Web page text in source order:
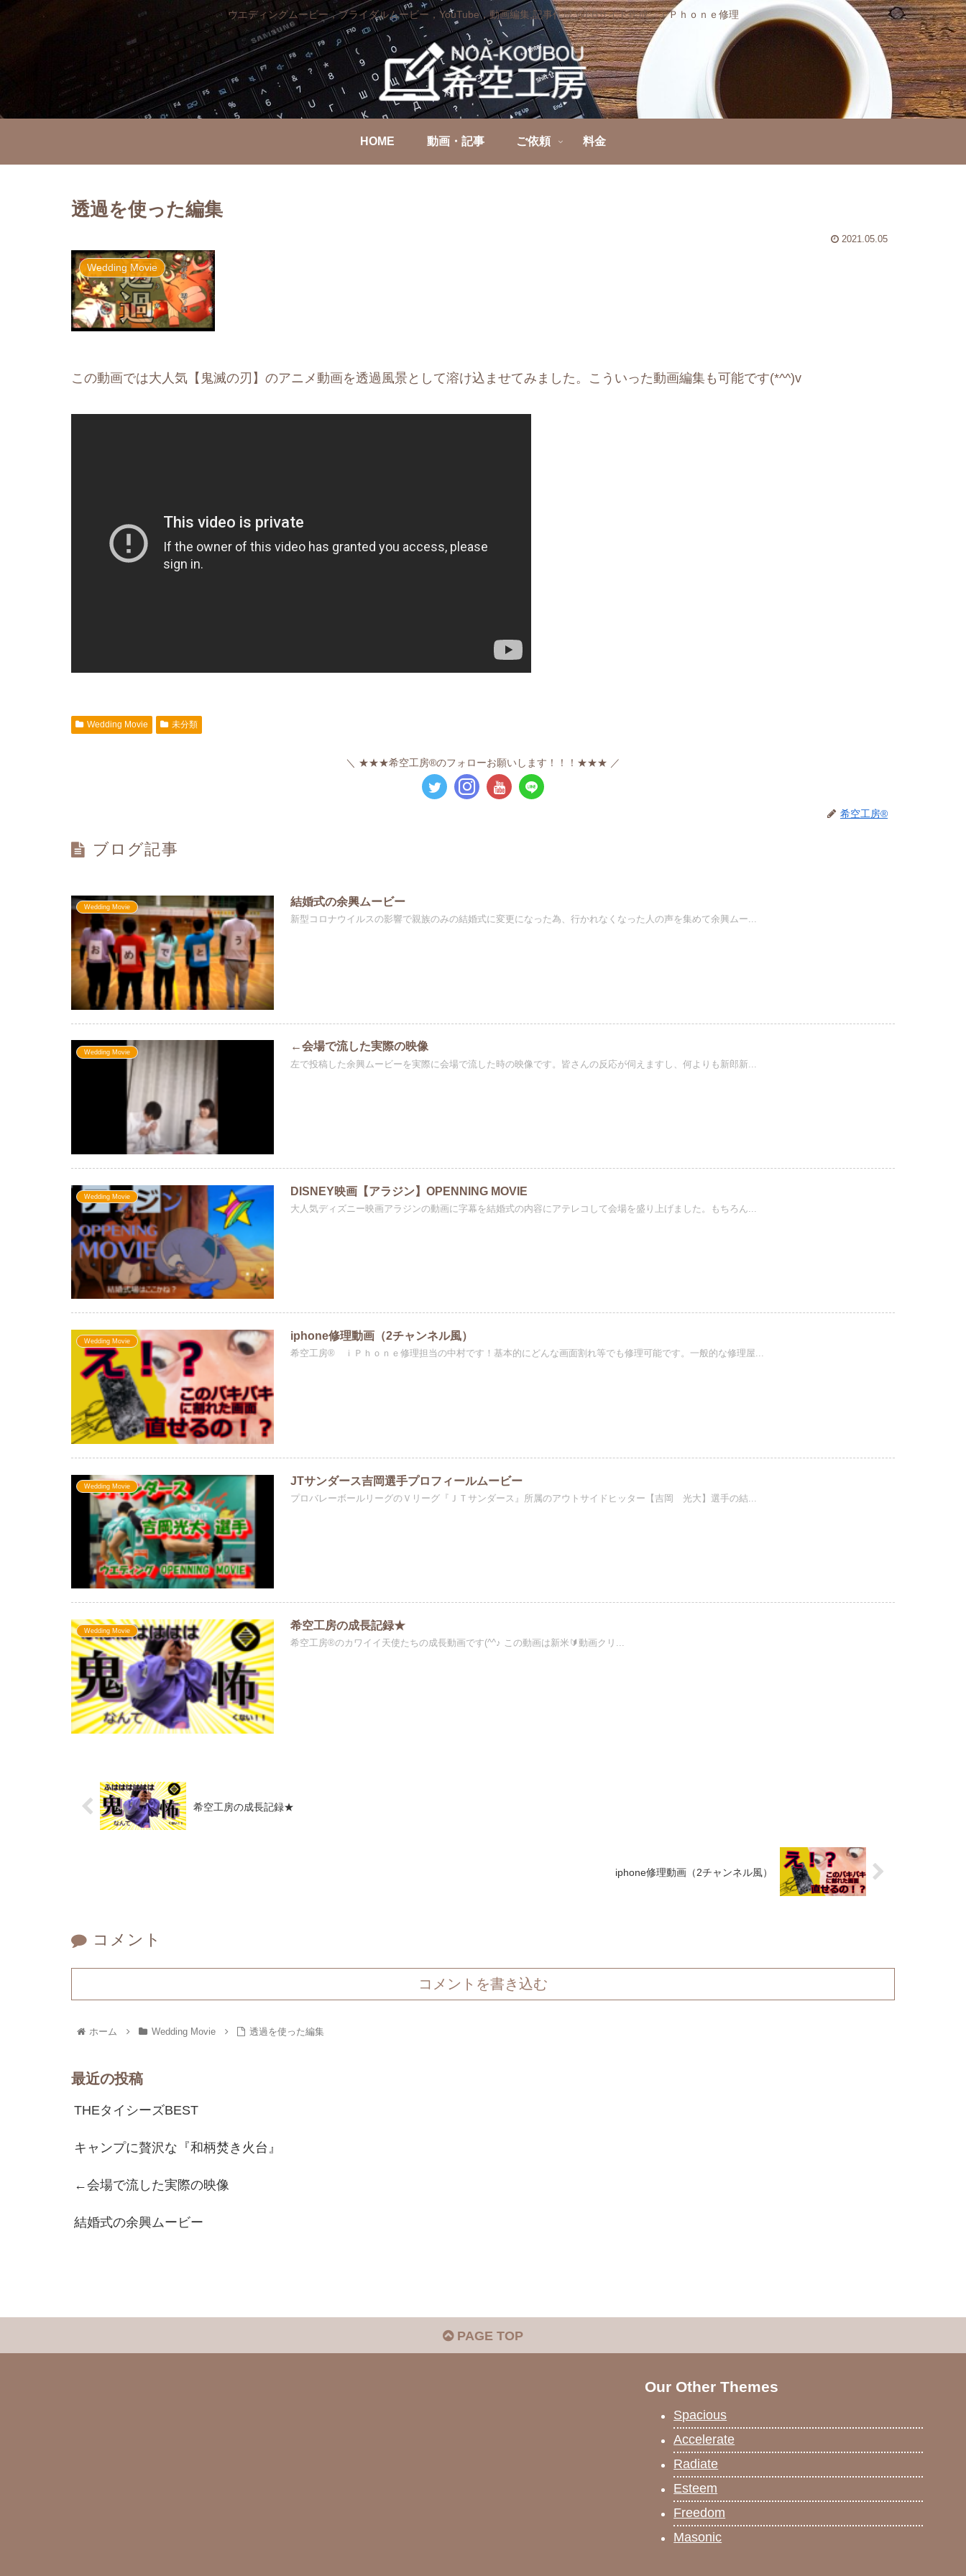
ウエディングムービー，ブライダルムービー，YouTube，動画編集,記事作成,WEBサイト作成，ｉＰｈｏｎｅ修理
HOME 動画・記事 ご依頼 料金
透過を使った編集
2021.05.05
Wedding Movie
この動画では大人気【鬼滅の刃】のアニメ動画を透過風景として溶け込ませてみました。こういった動画編集も可能です(*^^)v
Wedding Movie 未分類
★★★希空工房®のフォローお願いします！！！★★★
希空工房®
ブログ記事
Wedding Movie 結婚式の余興ムービー
新型コロナウイルスの影響で親族のみの結婚式に変更になった為、行かれなくなった人の声を集めて余興ムー...
Wedding Movie ←会場で流した実際の映像
左で投稿した余興ムービーを実際に会場で流した時の映像です。皆さんの反応が伺えますし、何よりも新郎新...
Wedding Movie DISNEY映画【アラジン】OPENNING MOVIE
大人気ディズニー映画アラジンの動画に字幕を結婚式の内容にアテレコして会場を盛り上げました。もちろん...
Wedding Movie iphone修理動画（2チャンネル風）
希空工房® ｉＰｈｏｎｅ修理担当の中村です！基本的にどんな画面割れ等でも修理可能です。一般的な修理屋...
Wedding Movie JTサンダース吉岡選手プロフィールムービー
プロバレーボールリーグのＶリーグ『ＪＴサンダース』所属のアウトサイドヒッター【吉岡 光大】選手の結...
Wedding Movie 希空工房の成長記録★
希空工房®のカワイイ天使たちの成長動画です(^^♪ この動画は新米🔰動画クリ...
希空工房の成長記録★
iphone修理動画（2チャンネル風）
コメント
コメントを書き込む
ホーム Wedding Movie 透過を使った編集
最近の投稿
THEタイシーズBEST
キャンプに贅沢な『和柄焚き火台』
←会場で流した実際の映像
結婚式の余興ムービー
PAGE TOP
Our Other Themes
Spacious
Accelerate
Radiate
Esteem
Freedom
Masonic